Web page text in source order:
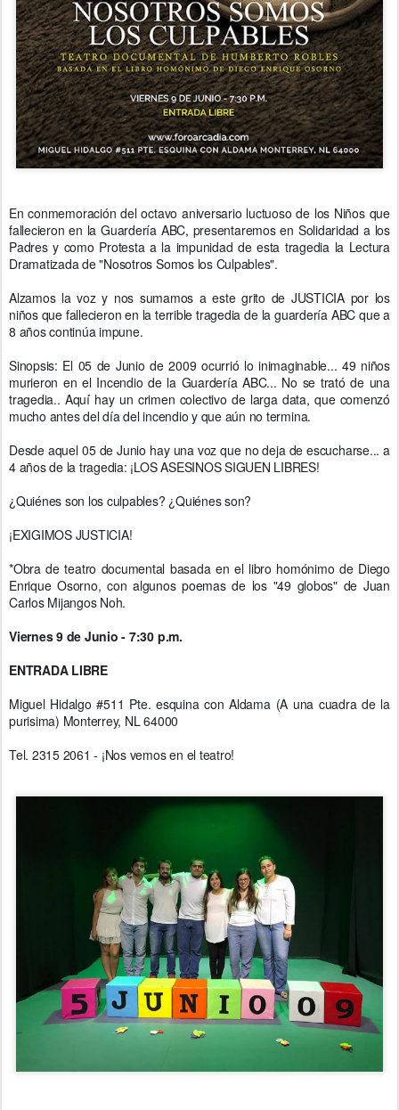
En conmemoración del octavo aniversario luctuoso de los Niños que
fallecieron en la Guardería ABC, presentaremos en Solidaridad a los
Padres y como Protesta a la impunidad de esta tragedia la Lectura
Dramatizada de "Nosotros Somos los Culpables".
Alzamos la voz y nos sumamos a este grito de JUSTICIA por los
niños que fallecieron en la terrible tragedia de la guardería ABC que a
8 años continúa impune.
Sinopsis: El 05 de Junio de 2009 ocurrió lo inimaginable... 49 niños
murieron en el Incendio de la Guardería ABC... No se trató de una
tragedia.. Aquí hay un crimen colectivo de larga data, que comenzó
mucho antes del día del incendio y que aún no termina.
Desde aquel 05 de Junio hay una voz que no deja de escucharse... a
4 años de la tragedia: ¡LOS ASESINOS SIGUEN LIBRES!
¿Quiénes son los culpables? ¿Quiénes son?
¡EXIGIMOS JUSTICIA!
*Obra de teatro documental basada en el libro homónimo de Diego
Enrique Osorno, con algunos poemas de los "49 globos" de Juan
Carlos Mijangos Noh.
Viernes 9 de Junio - 7:30 p.m.
ENTRADA LIBRE
Miguel Hidalgo #511 Pte. esquina con Aldama (A una cuadra de la
purisima) Monterrey, NL 64000
Tel. 2315 2061 - ¡Nos vemos en el teatro!